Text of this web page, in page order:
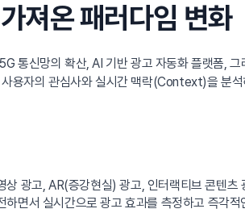
져온 패러다임 변화
통신망의 확산, AI 기반 광고 자동화 플랫폼,
용자의 관심사와 실시간 맥락(Context)을 분
광고, AR(증강현실) 광고, 인터랙티브 콘텐
면서 실시간으로 광고 효과를 측정하고 즉각적